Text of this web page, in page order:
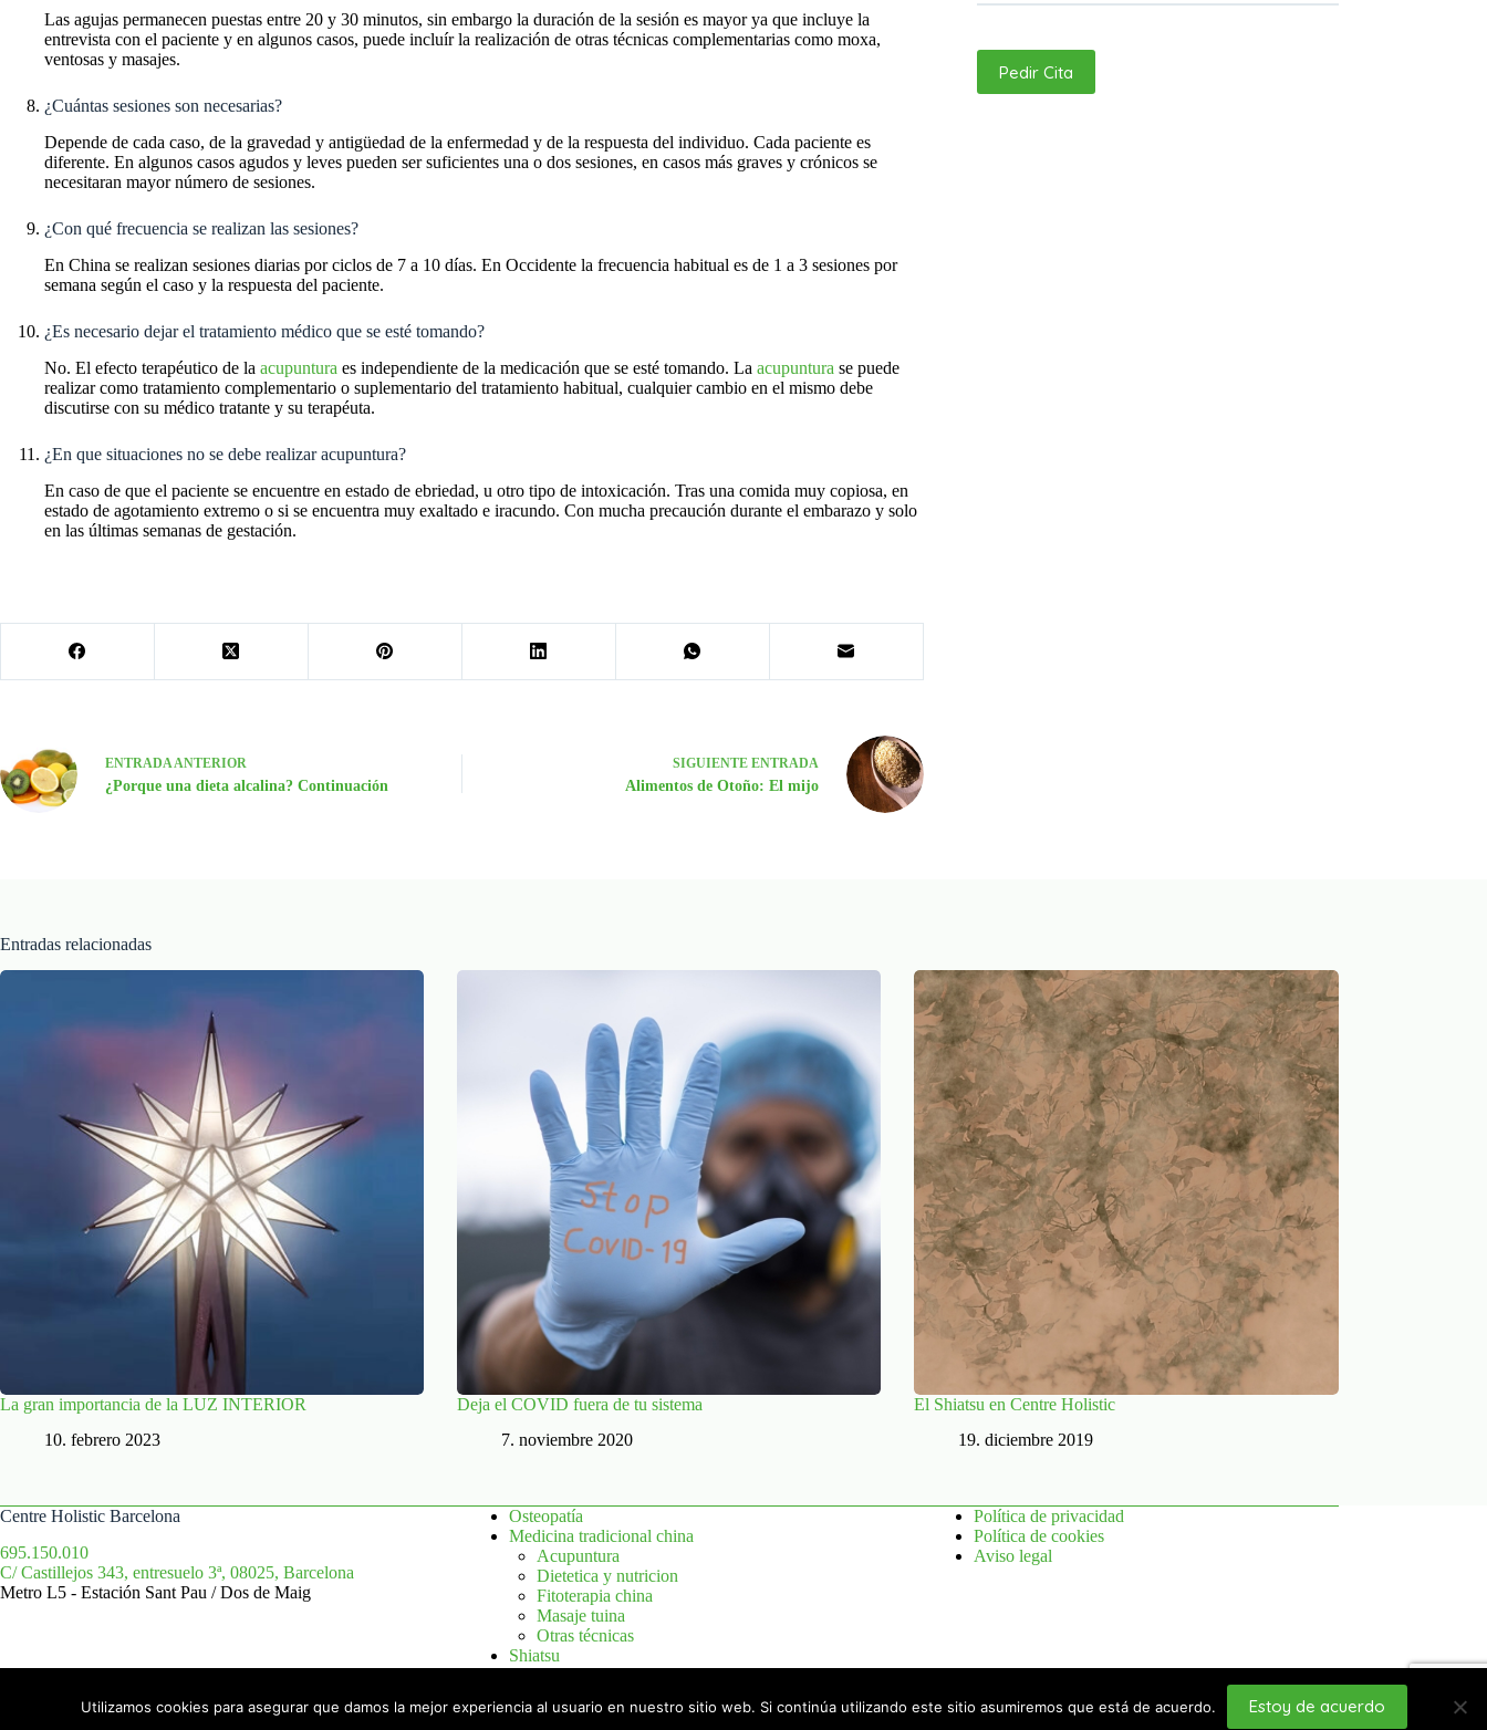
Las agujas permanecen puestas entre 20 y 30 minutos, sin embargo la duración de la sesión es mayor ya que incluye la
entrevista con el paciente y en algunos casos, puede incluír la realización de otras técnicas complementarias como moxa,
ventosas y masajes.
¿Cuántas sesiones son necesarias?
Depende de cada caso, de la gravedad y antigüedad de la enfermedad y de la respuesta del individuo. Cada paciente es
diferente. En algunos casos agudos y leves pueden ser suficientes una o dos sesiones, en casos más graves y crónicos se
necesitaran mayor número de sesiones.
¿Con qué frecuencia se realizan las sesiones?
En China se realizan sesiones diarias por ciclos de 7 a 10 días. En Occidente la frecuencia habitual es de 1 a 3 sesiones por
semana según el caso y la respuesta del paciente.
¿Es necesario dejar el tratamiento médico que se esté tomando?
No. El efecto terapéutico de la acupuntura es independiente de la medicación que se esté tomando. La acupuntura se puede
realizar como tratamiento complementario o suplementario del tratamiento habitual, cualquier cambio en el mismo debe
discutirse con su médico tratante y su terapéuta.
¿En que situaciones no se debe realizar acupuntura?
En caso de que el paciente se encuentre en estado de ebriedad, u otro tipo de intoxicación. Tras una comida muy copiosa, en
estado de agotamiento extremo o si se encuentra muy exaltado e iracundo. Con mucha precaución durante el embarazo y solo
en las últimas semanas de gestación.
ENTRADAANTERIOR
¿Porque una dieta alcalina? Continuación
SIGUIENTE ENTRADA
Alimentos de Otoño: El mijo
Pedir Cita
Entradas relacionadas
La gran importancia de la LUZ INTERIOR
10. febrero 2023
Deja el COVID fuera de tu sistema
7. noviembre 2020
El Shiatsu en Centre Holistic
19. diciembre 2019
Centre Holistic Barcelona
695.150.010
C/ Castillejos 343, entresuelo 3ª, 08025, Barcelona
Metro L5 - Estación Sant Pau / Dos de Maig
Osteopatía
Medicina tradicional china
Acupuntura
Dietetica y nutricion
Fitoterapia china
Masaje tuina
Otras técnicas
Shiatsu
INDIBA: Activación Celular Avanzada
Política de privacidad
Política de cookies
Aviso legal
Utilizamos cookies para asegurar que damos la mejor experiencia al usuario en nuestro sitio web. Si continúa utilizando este sitio asumiremos que está de acuerdo. Estoy de acuerdo